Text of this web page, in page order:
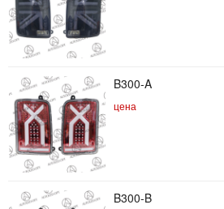
B300-A
цена
B300-B